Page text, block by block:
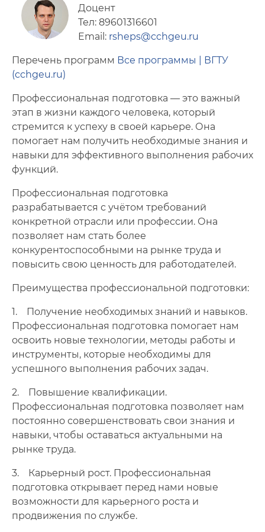
Доцент
Тел: 89601316601
Email: rsheps@cchgeu.ru
Перечень программ Все программы | ВГТУ
(cchgeu.ru)
Профессиональная подготовка — это важный
этап в жизни каждого человека, который
стремится к успеху в своей карьере. Она
помогает нам получить необходимые знания и
навыки для эффективного выполнения рабочих
функций.
Профессиональная подготовка
разрабатывается с учётом требований
конкретной отрасли или профессии. Она
позволяет нам стать более
конкурентоспособными на рынке труда и
повысить свою ценность для работодателей.
Преимущества профессиональной подготовки:
1. Получение необходимых знаний и навыков.
Профессиональная подготовка помогает нам
освоить новые технологии, методы работы и
инструменты, которые необходимы для
успешного выполнения рабочих задач.
2. Повышение квалификации.
Профессиональная подготовка позволяет нам
постоянно совершенствовать свои знания и
навыки, чтобы оставаться актуальными на
рынке труда.
3. Карьерный рост. Профессиональная
подготовка открывает перед нами новые
возможности для карьерного роста и
продвижения по службе.